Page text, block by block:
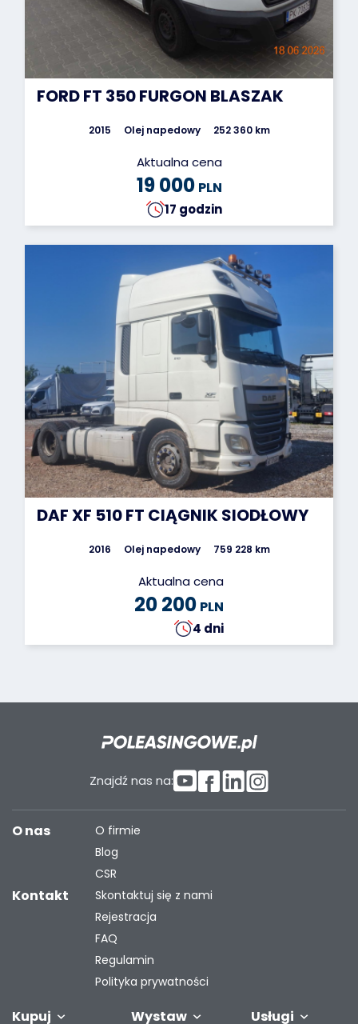
FORD FT 350 FURGON BLASZAK
2015 Olej napedowy 252 360 km
Aktualna cena
19 000 PLN
17 godzin
DAF XF 510 FT CIĄGNIK SIODŁOWY
2016 Olej napedowy 759 228 km
Aktualna cena
20 200 PLN
4 dni
Znajdź nas na:
Kupuj Wystaw Usługi
O nas
O firmie
Blog
CSR
Kontakt
Skontaktuj się z nami
Rejestracja
FAQ
Regulamin
Polityka prywatności